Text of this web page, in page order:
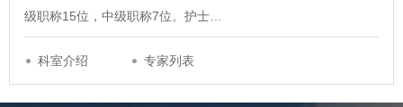
级职称15位，中级职称7位。护士…
科室介绍 专家列表